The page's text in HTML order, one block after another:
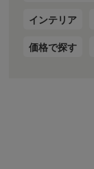
インテリア
価格で探す